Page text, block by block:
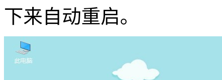
下来自动重启。